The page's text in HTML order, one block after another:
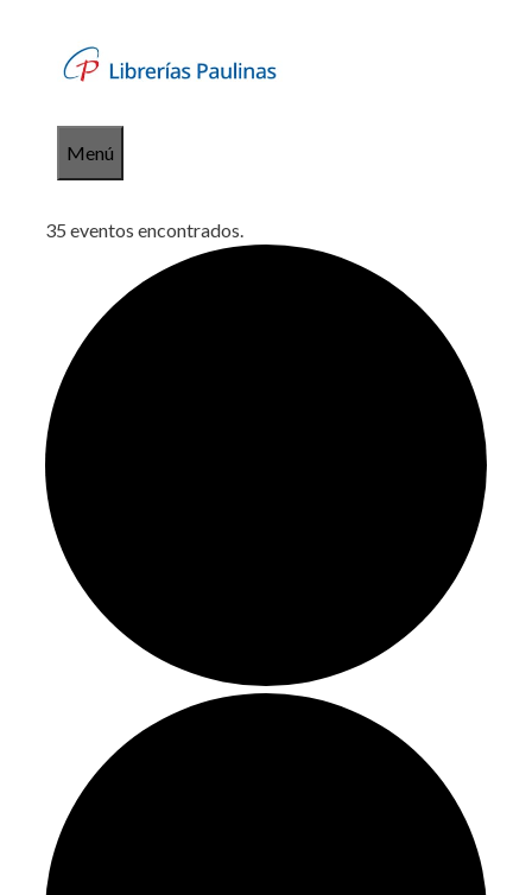
contenido
Menú
35 eventos encontrados.